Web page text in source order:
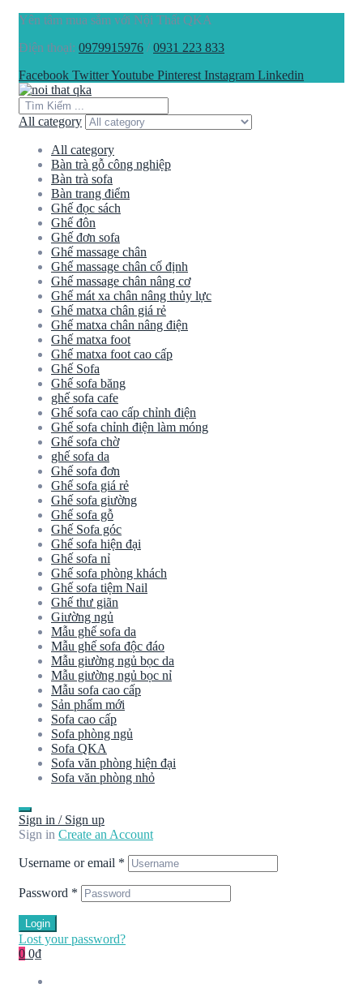
Yên tâm mua sắm với Nội Thất QKA
Điện thoại: 0979915976 /0931 223 833
Facebook TwitterYoutube Pinterest Instagram Linkedin
All category
All category
Bàn trà gỗ công nghiệp
Bàn trà sofa
Bàn trang điểm
Ghế đọc sách
Ghế đôn
Ghế đơn sofa
Ghế massage chân
Ghế massage chân cố định
Ghế massage chân nâng cơ
Ghế mát xa chân nâng thủy lực
Ghế matxa chân giá rẻ
Ghế matxa chân nâng điện
Ghế matxa foot
Ghế matxa foot cao cấp
Ghế Sofa
Ghế sofa băng
ghế sofa cafe
Ghế sofa cao cấp chỉnh điện
Ghế sofa chỉnh điện làm móng
Ghế sofa chờ
ghế sofa da
Ghế sofa đơn
Ghế sofa giá rẻ
Ghế sofa giường
Ghế sofa gỗ
Ghế Sofa góc
Ghế sofa hiện đại
Ghế sofa nỉ
Ghế sofa phòng khách
Ghế sofa tiệm Nail
Ghế thư giãn
Giường ngủ
Mẫu ghế sofa da
Mẫu ghế sofa độc đáo
Mẫu giường ngủ bọc da
Mẫu giường ngủ bọc nỉ
Mẫu sofa cao cấp
Sản phẩm mới
Sofa cao cấp
Sofa phòng ngủ
Sofa QKA
Sofa văn phòng hiện đại
Sofa văn phòng nhỏ
Sign in / Sign up
Sign in Create an Account
Username or email *
Password *
Login
Lost your password?
0 0₫